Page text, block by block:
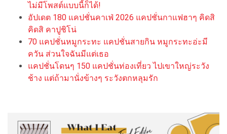
ไม่มีโพสต์แบบนี้ก็ได้!
อัปเดต 180 แคปชั่นคาเฟ่ 2026 แคปชั่นกาแฟฮาๆ คิดสิ
คิดสิ คาปูชิโน่
70 แคปชั่นหมูกระทะ แคปชั่นสายกิน หมูกระทะอ่ะมี
ควัน ส่วนใจฉันมีแต่เธอ
แคปชั่นโดนๆ 150 แคปชั่นท่องเที่ยว ไปเขาใหญ่ระวัง
ช้าง แต่ถ้ามานั่งข้างๆ ระวังตกหลุมรัก